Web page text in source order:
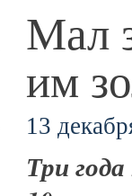
Мал
им
13
Три